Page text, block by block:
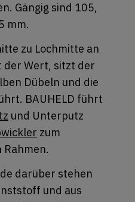
Gängig sind 105,
mm.
zu Lochmitte an
der Wert, sitzt der
Dübeln und die
BAUHELD führt
und Unterputz
zum
darüber stehen
und aus